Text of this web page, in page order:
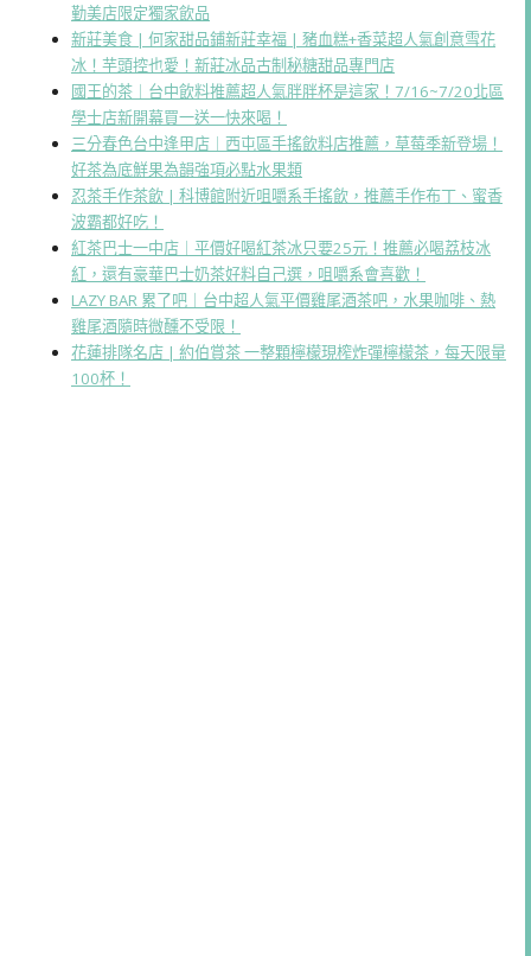
勤美店限定獨家飲品
新莊美食 | 何家甜品鋪新莊幸福 | 豬血糕+香菜超人氣創意雪花
冰！芋頭控也愛！新莊冰品古制秘糖甜品專門店
國王的茶｜台中飲料推薦超人氣胖胖杯是這家！7/16~7/20北區
學士店新開幕買一送一快來喝！
三分春色台中逢甲店｜西屯區手搖飲料店推薦，草莓季新登場！
好茶為底鮮果為韻強項必點水果類
忍茶手作茶飲 | 科博館附近咀嚼系手搖飲，推薦手作布丁、蜜香
波霸都好吃！
紅茶巴士一中店｜平價好喝紅茶冰只要25元！推薦必喝荔枝冰
紅，還有豪華巴士奶茶好料自己選，咀嚼系會喜歡！
LAZY BAR 累了吧｜台中超人氣平價雞尾酒茶吧，水果咖啡、熱
雞尾酒隨時微醺不受限！
花蓮排隊名店 | 約伯賞茶 一整顆檸檬現榨炸彈檸檬茶，每天限量
100杯！